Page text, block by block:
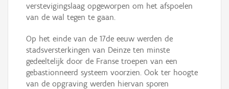
verstevigingslaag opgeworpen om het afspoelen
van de wal tegen te gaan.
Op het einde van de 17de eeuw werden de
stadsversterkingen van Deinze ten minste
gedeeltelijk door de Franse troepen van een
gebastionneerd systeem voorzien. Ook ter hoogte
van de opgraving werden hiervan sporen